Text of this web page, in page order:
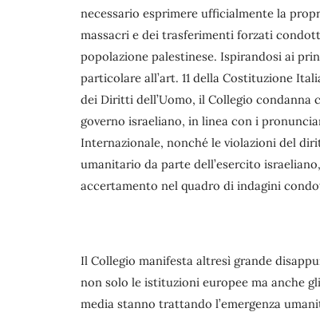
necessario esprimere ufficialmente la
massacri e dei trasferimenti forzati
popolazione palestinese. Ispirandosi ai
particolare all’art. 11 della Costituzione
dei Diritti dell’Uomo, il Collegio
governo israeliano, in linea con i
Internazionale, nonché le violazioni del
umanitario da parte dell’esercito
accertamento nel quadro di indagini
Il Collegio manifesta altresì grande
non solo le istituzioni europee ma anche
media stanno trattando l’emergenza